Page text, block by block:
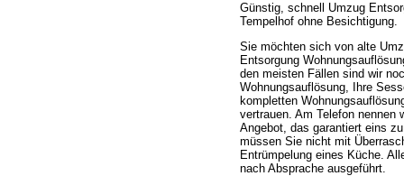
Günstig, schnell Umzug
Tempelhof ohne Besichtigung.
Sie möchten sich von alte
Entsorgung
den meisten Fällen sind wir
Wohnungsauflösung, Ihre
kompletten
vertrauen. Am Telefon nennen
Angebot, das garantiert eins
müssen Sie nicht mit
Entrümpelung eines Küche.
nach Absprache ausgeführt.